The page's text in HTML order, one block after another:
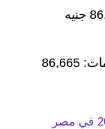
كلية التجارة وإدارة الأعمال: 86,665 جنيه
كلية الحاسبات وتكنولوجيا المعلومات: 86,665